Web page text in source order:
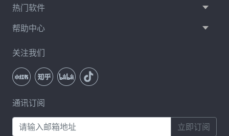
热门软件
帮助中心
关注我们
通讯订阅
立即订阅